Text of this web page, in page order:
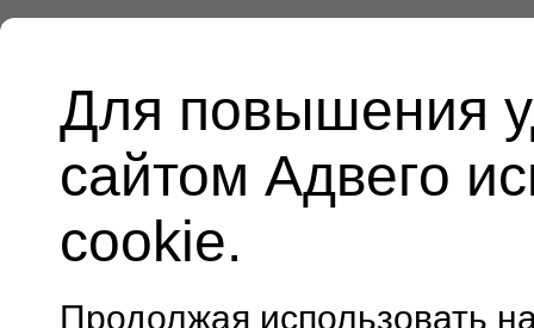
Для повышения
сайтом Адвего
cookie.
Продолжая использовать